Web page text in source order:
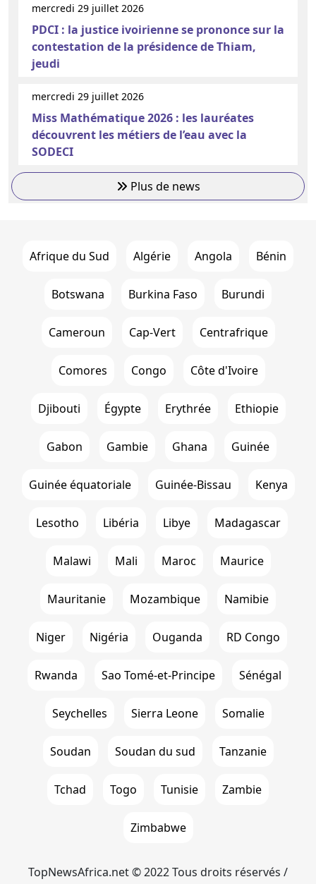
mercredi 29 juillet 2026
PDCI : la justice ivoirienne se prononce sur la
contestation de la présidence de Thiam,
jeudi
mercredi 29 juillet 2026
Miss Mathématique 2026 : les lauréates
découvrent les métiers de l’eau avec la
SODECI
Plus de news
Afrique du Sud Algérie Angola Bénin
Botswana Burkina Faso Burundi
Cameroun Cap-Vert Centrafrique
Comores Congo Côte d'Ivoire
Djibouti Égypte Erythrée Ethiopie
Gabon Gambie Ghana Guinée
Guinée équatoriale Guinée-Bissau Kenya
Lesotho Libéria Libye Madagascar
Malawi Mali Maroc Maurice
Mauritanie Mozambique Namibie
Niger Nigéria Ouganda RD Congo
Rwanda Sao Tomé-et-Principe Sénégal
Seychelles Sierra Leone Somalie
Soudan Soudan du sud Tanzanie
Tchad Togo Tunisie Zambie
Zimbabwe
TopNewsAfrica.net © 2022 Tous droits réservés /